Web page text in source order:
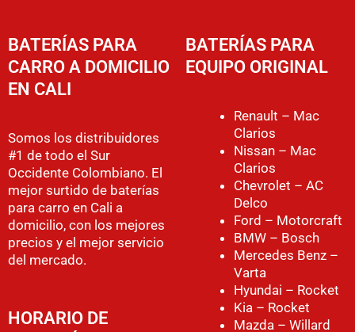
BATERÍAS PARA
CARRO A DOMICILIO
EN CALI
Somos los distribuidores
#1 de todo el Sur
Occidente Colombiano. El
mejor surtido de baterías
para carro en Cali a
domicilio, con los mejores
precios y el mejor servicio
del mercado.
HORARIO DE
BATERÍAS PARA
EQUIPO ORIGINAL
Renault – Mac
Clarios
Nissan – Mac
Clarios
Chevrolet – AC
Delco
Ford – Motorcraft
BMW – Bosch
Mercedes Benz –
Varta
Hyundai – Rocket
Kia – Rocket
Mazda – Willard